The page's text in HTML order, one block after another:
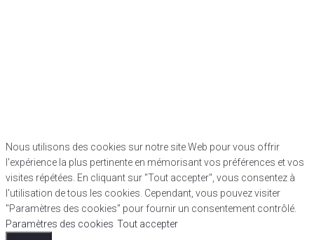
Nous utilisons des cookies sur notre site Web pour vous offrir
l'expérience la plus pertinente en mémorisant vos préférences et vos
visites répétées. En cliquant sur "Tout accepter", vous consentez à
l'utilisation de tous les cookies. Cependant, vous pouvez visiter
"Paramètres des cookies" pour fournir un consentement contrôlé.
Paramètres des cookies Tout accepter